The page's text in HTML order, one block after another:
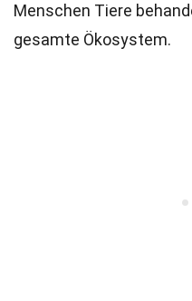
Menschen Tiere
gesamte Ökosystem.